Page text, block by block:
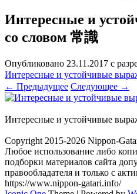
Интересные и
со словом 常識
Опубликовано 23.11.2017 с
Интересные и устойчивые
← Предыдущее Следующее →
Интересные и устойчивые
Copyright 2015-2026 Nippon-
Любое использование либо
подборки материалов сайта
правообладателя и только с
https://www.nippon-gatari.info/